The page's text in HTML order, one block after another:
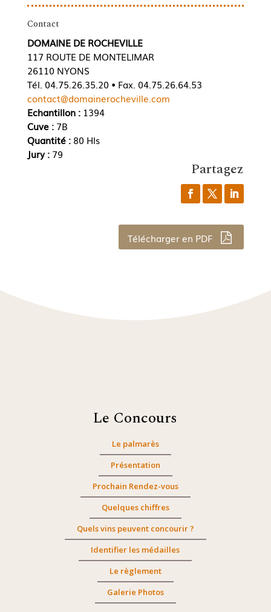
Contact
DOMAINE DE ROCHEVILLE
117 ROUTE DE MONTELIMAR
26110 NYONS
Tél. 04.75.26.35.20 • Fax. 04.75.26.64.53
contact@domainerocheville.com
Echantillon :1394
Cuve : 7B
Quantité : 80 Hls
Jury : 79
Partagez
Télécharger en PDF
Le Concours
Le palmarès
Présentation
Prochain Rendez-vous
Quelques chiffres
Quels vins peuvent concourir ?
Identifier les médailles
Le règlement
Galerie Photos